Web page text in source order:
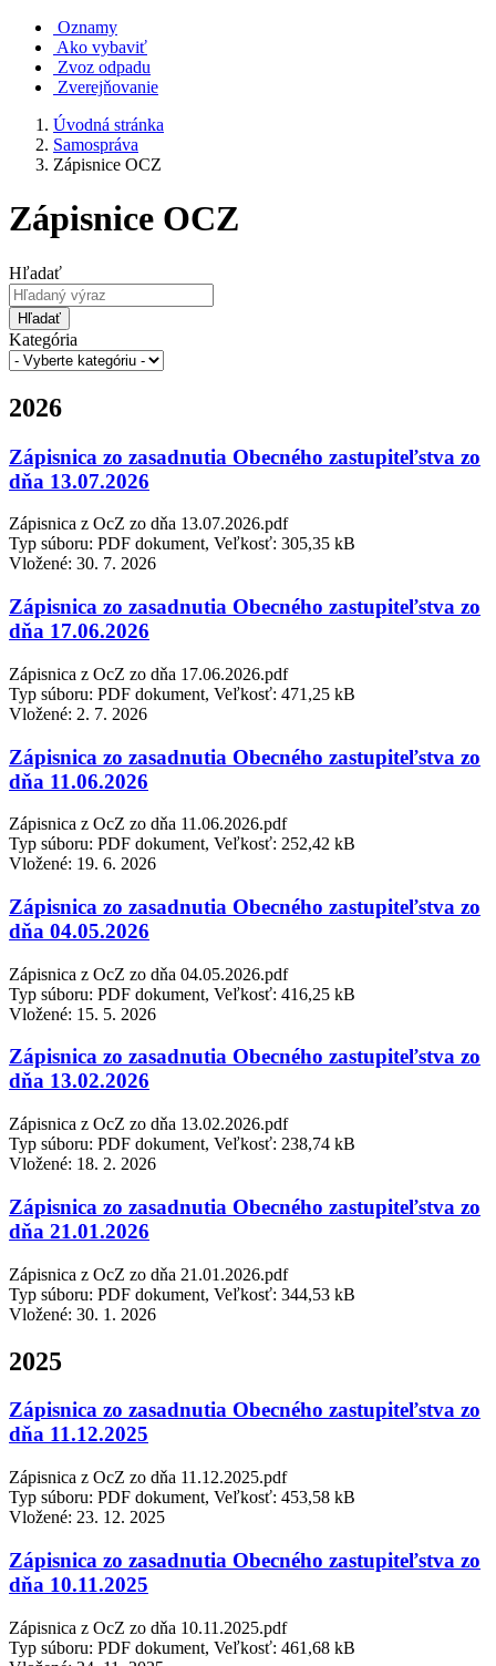
Oznamy
Ako vybaviť
Zvoz odpadu
Zverejňovanie
Úvodná stránka
Samospráva
Zápisnice OCZ
Zápisnice OCZ
Hľadať
Hľadať
Kategória
2026
Zápisnica zo zasadnutia Obecného zastupiteľstva zo
dňa 13.07.2026
Zápisnica z OcZ zo dňa 13.07.2026.pdf
Typ súboru: PDF dokument, Veľkosť: 305,35 kB
Vložené: 30. 7. 2026
Zápisnica zo zasadnutia Obecného zastupiteľstva zo
dňa 17.06.2026
Zápisnica z OcZ zo dňa 17.06.2026.pdf
Typ súboru: PDF dokument, Veľkosť: 471,25 kB
Vložené: 2. 7. 2026
Zápisnica zo zasadnutia Obecného zastupiteľstva zo
dňa 11.06.2026
Zápisnica z OcZ zo dňa 11.06.2026.pdf
Typ súboru: PDF dokument, Veľkosť: 252,42 kB
Vložené: 19. 6. 2026
Zápisnica zo zasadnutia Obecného zastupiteľstva zo
dňa 04.05.2026
Zápisnica z OcZ zo dňa 04.05.2026.pdf
Typ súboru: PDF dokument, Veľkosť: 416,25 kB
Vložené: 15. 5. 2026
Zápisnica zo zasadnutia Obecného zastupiteľstva zo
dňa 13.02.2026
Zápisnica z OcZ zo dňa 13.02.2026.pdf
Typ súboru: PDF dokument, Veľkosť: 238,74 kB
Vložené: 18. 2. 2026
Zápisnica zo zasadnutia Obecného zastupiteľstva zo
dňa 21.01.2026
Zápisnica z OcZ zo dňa 21.01.2026.pdf
Typ súboru: PDF dokument, Veľkosť: 344,53 kB
Vložené: 30. 1. 2026
2025
Zápisnica zo zasadnutia Obecného zastupiteľstva zo
dňa 11.12.2025
Zápisnica z OcZ zo dňa 11.12.2025.pdf
Typ súboru: PDF dokument, Veľkosť: 453,58 kB
Vložené: 23. 12. 2025
Zápisnica zo zasadnutia Obecného zastupiteľstva zo
dňa 10.11.2025
Zápisnica z OcZ zo dňa 10.11.2025.pdf
Typ súboru: PDF dokument, Veľkosť: 461,68 kB